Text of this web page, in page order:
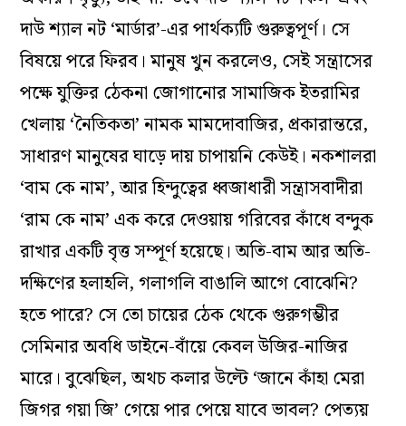
দাউ শ্যাল নট ‘মার্ডার’-এর পার্থক্যটি গুরুত্বপূর্ণ। সে
বিষয়ে পরে ফিরব। মানুষ খুন করলেও, সেই সন্ত্রাসের
পক্ষে যুক্তির ঠেকনা জোগানোর সামাজিক ইতরামির
খেলায় ‘নৈতিকতা’ নামক মামদোবাজির, প্রকারান্তরে,
সাধারণ মানুষের ঘাড়ে দায় চাপায়নি কেউই। নকশালরা
‘বাম কে নাম’, আর হিন্দুত্বের ধ্বজাধারী সন্ত্রাসবাদীরা
‘রাম কে নাম’ এক করে দেওয়ায় গরিবের কাঁধে বন্দুক
রাখার একটি বৃত্ত সম্পূর্ণ হয়েছে। অতি-বাম আর অতি-
দক্ষিণের হলাহলি, গলাগলি বাঙালি আগে বোঝেনি?
হতে পারে? সে তো চায়ের ঠেক থেকে গুরুগম্ভীর
সেমিনার অবধি ডাইনে-বাঁয়ে কেবল উজির-নাজির
মারে। বুঝেছিল, অথচ কলার উল্টে ‘জানে কাঁহা মেরা
জিগর গয়া জি’ গেয়ে পার পেয়ে যাবে ভাবল? পেত্যয়